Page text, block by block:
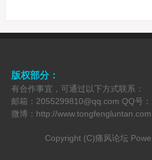
版权部分：
有合作事宜，可通过以下方式联系：
邮箱：2055299810@qq.com QQ号
微博：http://www.tongfengluntan.com
Copyright (C)痛风论坛